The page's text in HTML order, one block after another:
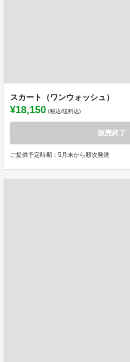
スカート（ワンウォッシュ）
¥18,150 (税込/送料込)
販売終了
ご提供予定時期：5月末から順次発送